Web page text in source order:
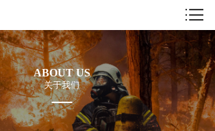
ABOUT US
关于我们